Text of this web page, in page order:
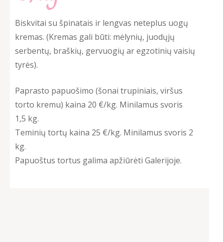
Biskvitai su špinatais ir lengvas neteplus uogų
kremas. (Kremas gali būti: mėlynių, juodųjų
serbentų, braškių, gervuogių ar egzotinių vaisių
tyrės).
Paprasto papuošimo (šonai trupiniais, viršus
torto kremu) kaina 20 €/kg. Minilamus svoris
1,5 kg.
Teminių tortų kaina 25 €/kg. Minilamus svoris 2
kg.
Papuoštus tortus galima apžiūrėti Galerijoje.